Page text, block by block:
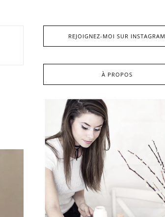
REJOIGNEZ-MOI SUR INSTAGRAM
À PROPOS